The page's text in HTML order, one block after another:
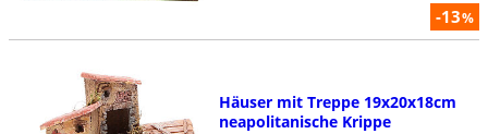
-13%
Häuser mit Treppe 19x20x18cm
neapolitanische Krippe